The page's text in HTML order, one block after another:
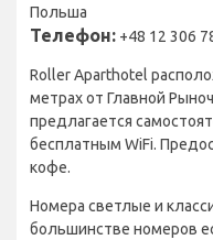
Польша
Телефон: +48 12 306
Roller Aparthotel
метрах от Главной
предлагается
бесплатным WiFi.
кофе.
Номера светлые и
большинстве номеров